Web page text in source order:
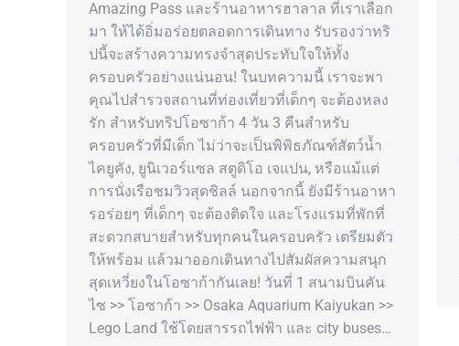
Amazing Pass และร้านอาหารฮาลาล ที่เราเลือก
มา ให้ได้อิ่มอร่อยตลอดการเดินทาง รับรองว่าทริ
ปนี้จะสร้างความทรงจำสุดประทับใจให้ทั้ง
ครอบครัวอย่างแน่นอน! ในบทความนี้ เราจะพา
คุณไปสำรวจสถานที่ท่องเที่ยวที่เด็กๆ จะต้องหลง
รัก สำหรับทริปโอซาก้า 4 วัน 3 คืนสำหรับ
ครอบครัวที่มีเด็ก ไม่ว่าจะเป็นพิพิธภัณฑ์สัตว์น้ำ
ไคยูคัง, ยูนิเวอร์แซล สตูดิโอ เจแปน, หรือแม้แต่
การนั่งเรือชมวิวสุดชิลล์ นอกจากนี้ ยังมีร้านอาหา
รอร่อยๆ ที่เด็กๆ จะต้องติดใจ และโรงแรมที่พักที่
สะดวกสบายสำหรับทุกคนในครอบครัว เตรียมตัว
ให้พร้อม แล้วมาออกเดินทางไปสัมผัสความสนุก
สุดเหวี่ยงในโอซาก้ากันเลย! วันที่ 1 สนามบินคัน
ไซ >> โอซาก้า >> Osaka Aquarium Kaiyukan >>
Lego Land ใช้โดยสารรถไฟฟ้า และ city buses…